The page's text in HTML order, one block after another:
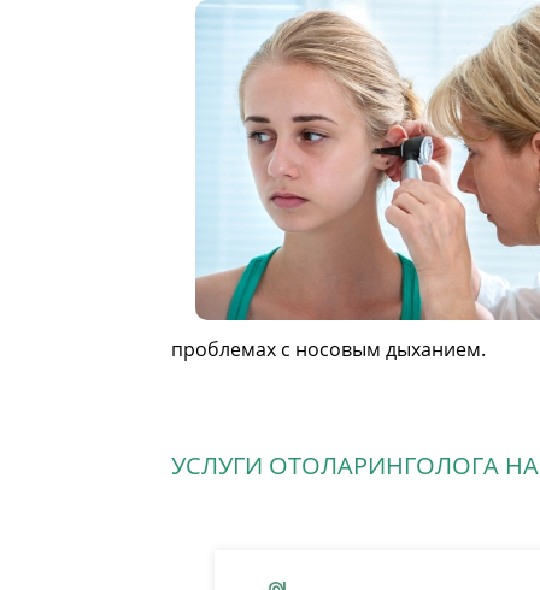
проблемах с носовым дыханием.
УСЛУГИ ОТОЛАРИНГОЛОГА